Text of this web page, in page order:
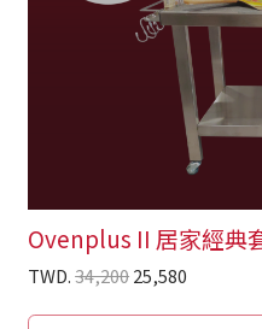
Ovenplus II 居家經典
TWD.34,20025,580